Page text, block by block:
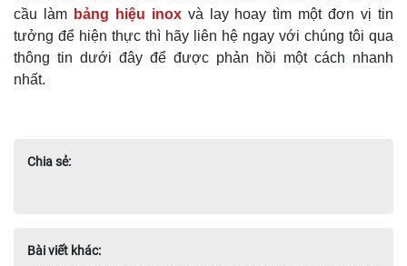
cầu làm bảng hiệu inox và lay hoay tìm một đơn vị tin
tưởng để hiện thực thì hãy liên hệ ngay với chúng tôi qua
thông tin dưới đây để được phản hồi một cách nhanh
nhất.
Chia sẻ:
Bài viết khác: